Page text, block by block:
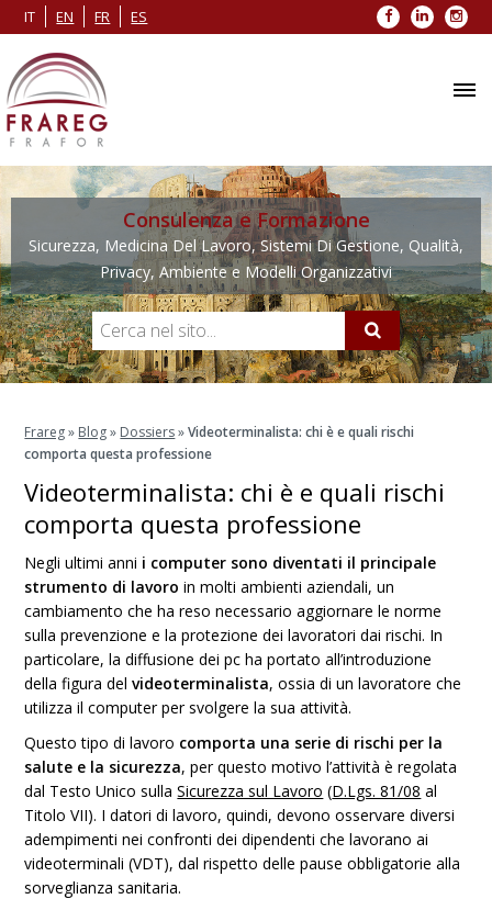
IT EN FR ES Facebook
LinkedIn
Consulenza e Formazione
Sicurezza, Medicina Del Lavoro, Sistemi Di Gestione, Qualità,
Privacy, Ambiente e Modelli Organizzativi
Frareg» Blog» Dossiers»Videoterminalista: chi è e quali rischi
comporta questa professione
Videoterminalista: chi è e quali rischi
comporta questa professione
Negli ultimi anni i computer sono diventati il principale
strumento di lavoro in molti ambienti aziendali, un
cambiamento che ha reso necessario aggiornare le norme
sulla prevenzione e la protezione dei lavoratori dai rischi. In
particolare, la diffusione dei pc ha portato all’introduzione
della figura delvideoterminalista, ossia di un lavoratore che
utilizza il computer per svolgere la sua attività.
Questo tipo di lavoro comporta una serie di rischi per la
salute e la sicurezza, per questo motivo l’attività è regolata
dal Testo Unico sullaSicurezza sul Lavoro (D.Lgs. 81/08 al
Titolo VII). I datori di lavoro, quindi, devono osservare diversi
adempimenti nei confronti dei dipendenti che lavorano ai
videoterminali (VDT), dal rispetto delle pause obbligatorie alla
sorveglianza sanitaria.